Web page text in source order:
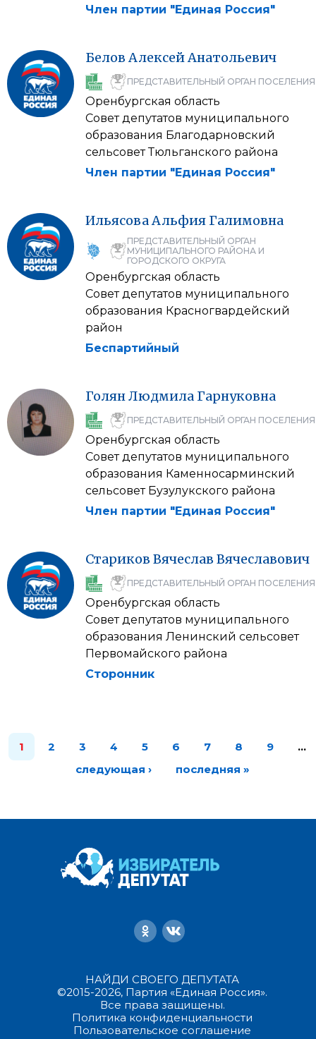
Член партии "Единая Россия"
Белов АлексейАнатольевич
ПРЕДСТАВИТЕЛЬНЫЙ ОРГАН ПОСЕЛЕНИЯ
Оренбургская область
Совет депутатов муниципального
образования Благодарновский
сельсовет Тюльганского района
Член партии "Единая Россия"
ИльясоваАльфия Галимовна
ПРЕДСТАВИТЕЛЬНЫЙ ОРГАН
МУНИЦИПАЛЬНОГО РАЙОНА И
ГОРОДСКОГО ОКРУГА
Оренбургская область
Совет депутатов муниципального
образования Красногвардейский
район
Беспартийный
ГолянЛюдмила Гарнуковна
ПРЕДСТАВИТЕЛЬНЫЙ ОРГАН ПОСЕЛЕНИЯ
Оренбургская область
Совет депутатов муниципального
образования Каменносарминский
сельсовет Бузулукского района
Член партии "Единая Россия"
Стариков Вячеслав Вячеславович
ПРЕДСТАВИТЕЛЬНЫЙ ОРГАН ПОСЕЛЕНИЯ
Оренбургская область
Совет депутатов муниципального
образования Ленинский сельсовет
Первомайского района
Сторонник
1 2 3 4 5 6 7 8 9
…
следующая ›
последняя »
НАЙДИ СВОЕГО ДЕПУТАТА
©2015-2026, Партия «Единая Россия».
Все права защищены.
Политика конфиденциальности
Пользовательское соглашение